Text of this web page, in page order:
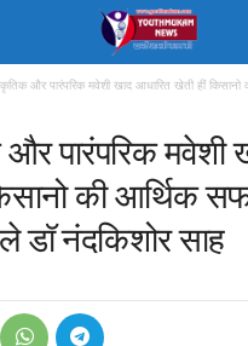
और पारंपरिक मवेशी खाद आधारित खेती हीं
पारंपरिक मवेशी
की आर्थिक
डॉ नंदकिशोर साह